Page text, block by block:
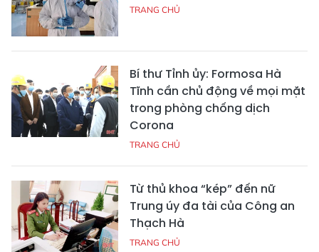
TRANG CHỦ
Bí thư Tỉnh ủy: Formosa Hà
Tĩnh cần chủ động về mọi mặt
trong phòng chống dịch
Corona
TRANG CHỦ
Từ thủ khoa “kép” đến nữ
Trung úy đa tài của Công an
Thạch Hà
TRANG CHỦ